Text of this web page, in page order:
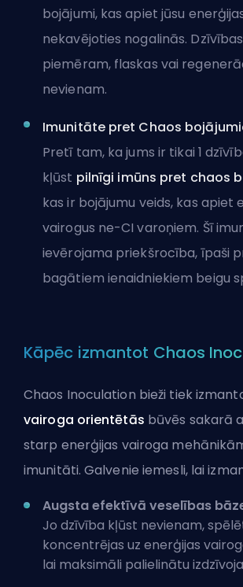
bojājumi, kas apiet jūsu
nekavējoties nogalinās.
piemēram, flaskas vai
nevienam.
Imunitāte pret Chaos
Pretī tam, ka jums ir tikai 1
kļūst pilnīgi imūns pret chaos
kas ir bojājumu veids, kas apiet
vairogus ne-CI varoņiem. Šī
ievērojama priekšrocība, īpaši
bagātiem ienaidniekiem beigu
Kāpēc izmantot Chaos
Chaos Inoculation bieži tiek
vairoga orientētās būvēs sakarā
starp enerģijas vairoga
imunitāti. Galvenie iemesli, lai
Augsta efektīvā veselības
Jo dzīvība kļūst nevienam,
koncentrējas uz enerģijas
lai maksimāli palielinātu